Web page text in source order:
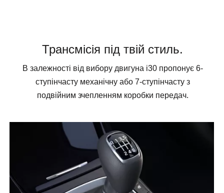
Трансмісія під твій стиль.
В залежності від вибору двигуна і30 пропонує 6-
ступінчасту механічну або 7-ступінчасту з
подвійним зчепленням коробки передач.